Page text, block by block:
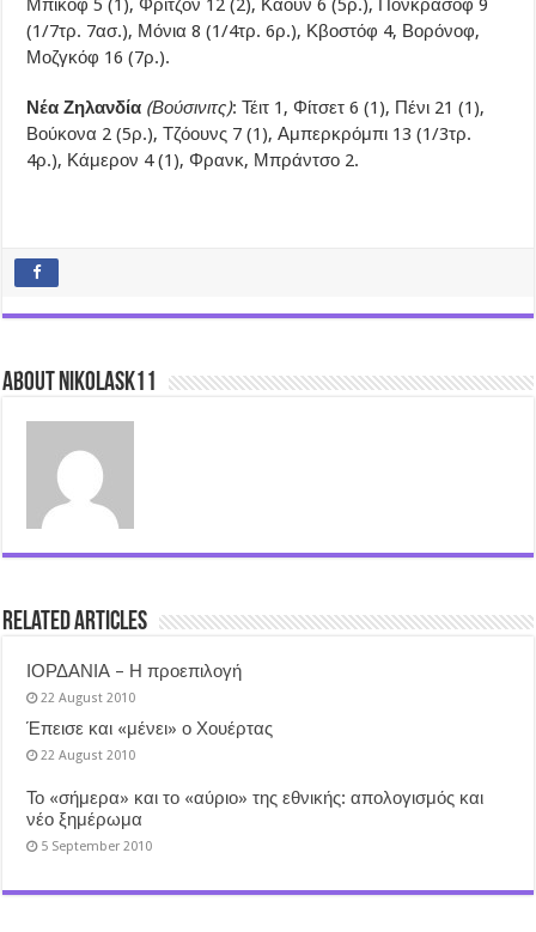
Μπίκοφ 5 (1), Φριτζόν 12 (2), Καούν 6 (5ρ.), Πονκρασόφ 9
(1/7τρ. 7ασ.), Μόνια 8 (1/4τρ. 6ρ.), Κβοστόφ 4, Βορόνοφ,
Μοζγκόφ 16 (7ρ.).
Νέα Ζηλανδία (Βούσινιτς): Τέιτ 1, Φίτσετ 6 (1), Πένι 21 (1),
Βούκονα 2 (5ρ.), Τζόουνς 7 (1), Αμπερκρόμπι 13 (1/3τρ.
4ρ.), Κάμερον 4 (1), Φρανκ, Μπράντσο 2.
About nikolask11
Related Articles
ΙΟΡΔΑΝΙΑ – Η προεπιλογή
22 August 2010
Έπεισε και «μένει» ο Χουέρτας
22 August 2010
Το «σήμερα» και το «αύριο» της εθνικής: απολογισμός και
νέο ξημέρωμα
5 September 2010